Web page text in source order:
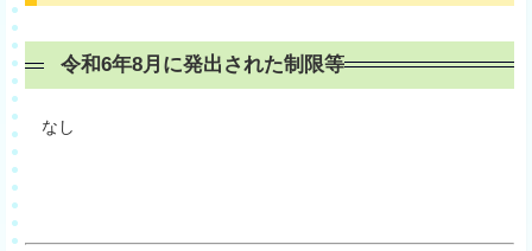
令和6年8月に発出された制限等
なし